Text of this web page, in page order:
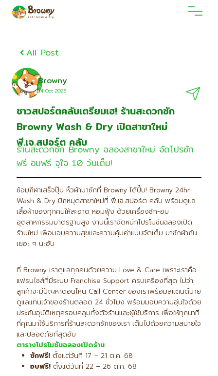
All Post
Browny
14 Oct 2O25
ชาวสปอร์ตคลับเตรียมเฮ! ร้านสะดวกซัก
Browny Wash & Dry เปิดสาขาใหม่
พี.เจ.สปอร์ต คลับ
ร้านสะดวกซัก Browny ฉลองสาขาใหม่ จัดโปรซัก
ฟรี อบฟรี จุใจ 10 วันเต็ม!
ซ้อมกีฬาเสร็จปุ๊บ หิ้วผ้ามาซักที่ Browny ได้ปั๊บ! Browny 24hr
Wash & Dry ปักหมุดสาขาใหม่ที่ พี.เจ.สปอร์ต คลับ พร้อมดูแล
เสื้อผ้าของทุกคนให้สะอาด หอมฟุ้ง ด้วยเครื่องซัก-อบ
อุตสาหกรรมมาตรฐานสูง งานนี้เราจัดหนักโปรโมชันฉลองเปิด
ร้านใหม่ เพื่อมอบความสุขและความคุ้มค่าแบบจัดเต็ม มาซักผ้ากัน
เยอะ ๆ นะฮับ
ที่ Browny เราดูแลทุกคนด้วยความ Love & Care เพราะเราคือ
แฟรนไชส์ที่มีระบบ Franchise Support ครบเครื่องที่สุด ไม่ว่า
ลูกค้าจะมีปัญหาตอนไหน Call Center ของเราพร้อมสแตนด์บาย
ดูแลแทนเจ้าของร้านตลอด 24 ชั่วโมง พร้อมมอบความอุ่นใจด้วย
ประกันอุบัติเหตุครอบคลุมทั้งตัวร้านและผู้ใช้บริการ เพื่อให้ทุกนาที
ที่คุณมาใช้บริการที่ร้านสะดวกซักของเรา เต็มไปด้วยความสบายใจ
และปลอดภัยที่สุดฮับ
ตารางโปรโมชันฉลองเปิดร้าน
ซักฟรี! ตั้งแต่วันที่ 17 – 21 ต.ค. 68
อบฟรี! ตั้งแต่วันที่ 22 – 26 ต.ค. 68